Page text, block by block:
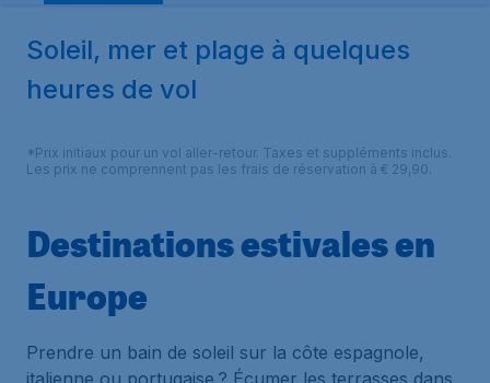
Soleil, mer et plage à quelques
heures de vol
*Prix initiaux pour un vol aller-retour. Taxes et suppléments inclus.
Les prix ne comprennent pas les frais de réservation à € 29,90.
Destinations estivales en
Europe
Prendre un bain de soleil sur la côte espagnole,
italienne ou portugaise ? Écumer les terrasses dans